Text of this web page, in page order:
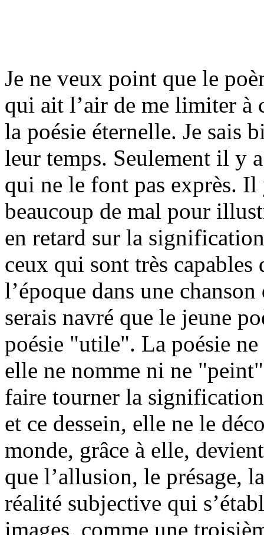
Je ne veux point que le
qui ait l’air de me limiter à
la poésie éternelle. Je sais
leur temps. Seulement il y
qui ne le font pas exprès.
beaucoup de mal pour
en retard sur la
ceux qui sont très
l’époque dans une
serais navré que le jeune
poésie "utile". La poésie
elle ne nomme ni ne
faire tourner la signification
et ce dessein, elle ne le
monde, grâce à elle,
que l’allusion, le présage,
réalité subjective qui
images, comme une